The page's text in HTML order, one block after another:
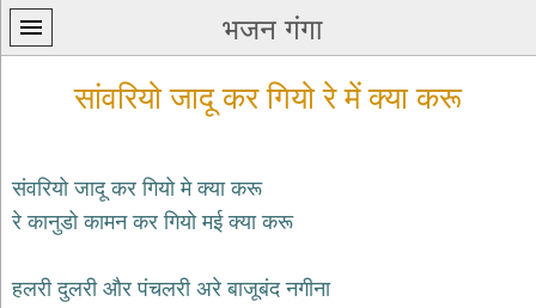
भजन गंगा
प्रथम
home
सांवरियो जादू कर गियो रे में क्या करू
संवरियो जादू कर गियो मे क्या करू
रे कानुडो कामन कर गियो मई क्या करू
हलरी दुलरी और पंचलरी अरे बाजूबंद नगीना